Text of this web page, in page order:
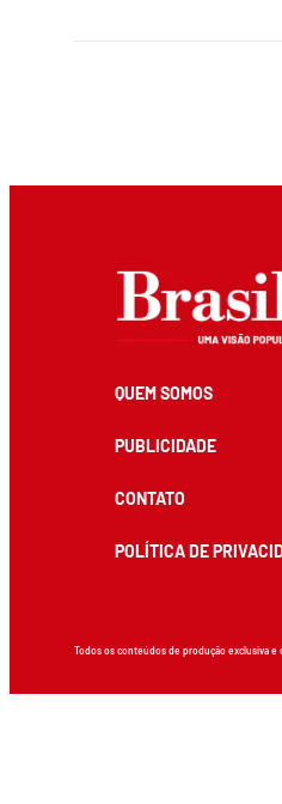
QUEM SOMOS
PUBLICIDADE
CONTATO
POLÍTICA DE
Todos os conteúdos de produção exclusiva